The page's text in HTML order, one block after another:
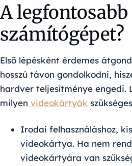
A
számítógépet?
Első lépésként érdemes
hosszú távon gondolkodni,
hardver teljesítménye engedi.
milyen videokártyák
Irodai felhasználáshoz,
videokártya. Ha nem
videokártyára van